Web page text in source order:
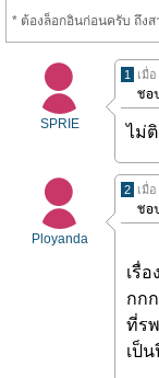
* ต้องล็อกอินก่อนครับ ถึง
SPRIE
1 เมื่
ไม่
Ployanda
2 เมื่
เรื่
กก
ที่ร
เป็